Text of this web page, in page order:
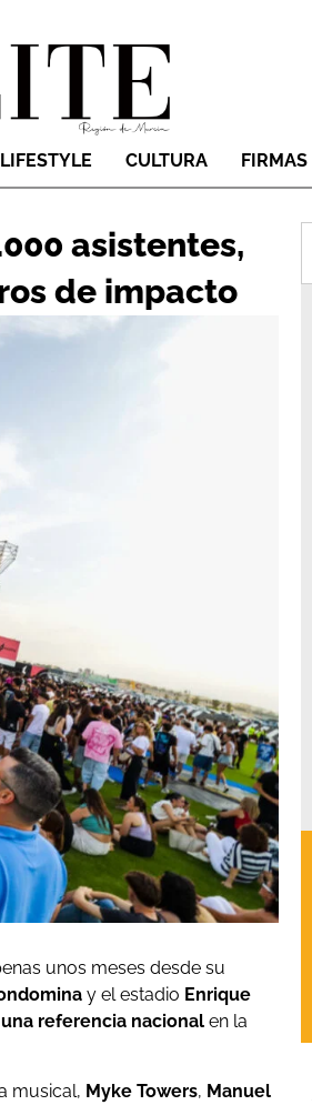
LIFESTYLE CULTURA FIRMAS
asistentes,
de impacto
unos meses desde su
y el estadio Enrique
una referencia nacional en la
musical, Myke Towers, Manuel